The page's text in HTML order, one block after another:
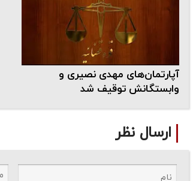
آپارتمان‌های مهدی نصیری و
وابستگانش توقیف شد
ارسال نظر